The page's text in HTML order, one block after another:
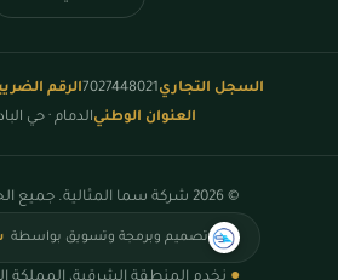
السجل التجاري7027448021الرقم
العنوان الوطنيالدمام · حي البادية ·
© 2026 شركة سما المثالية. جميع الحقوق محفوظة.
تصميم وبرمجة وتسويق بواسطة